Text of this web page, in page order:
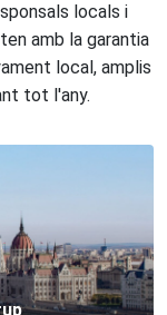
locals i
amb la garantia
local, amplis
tot l'any.